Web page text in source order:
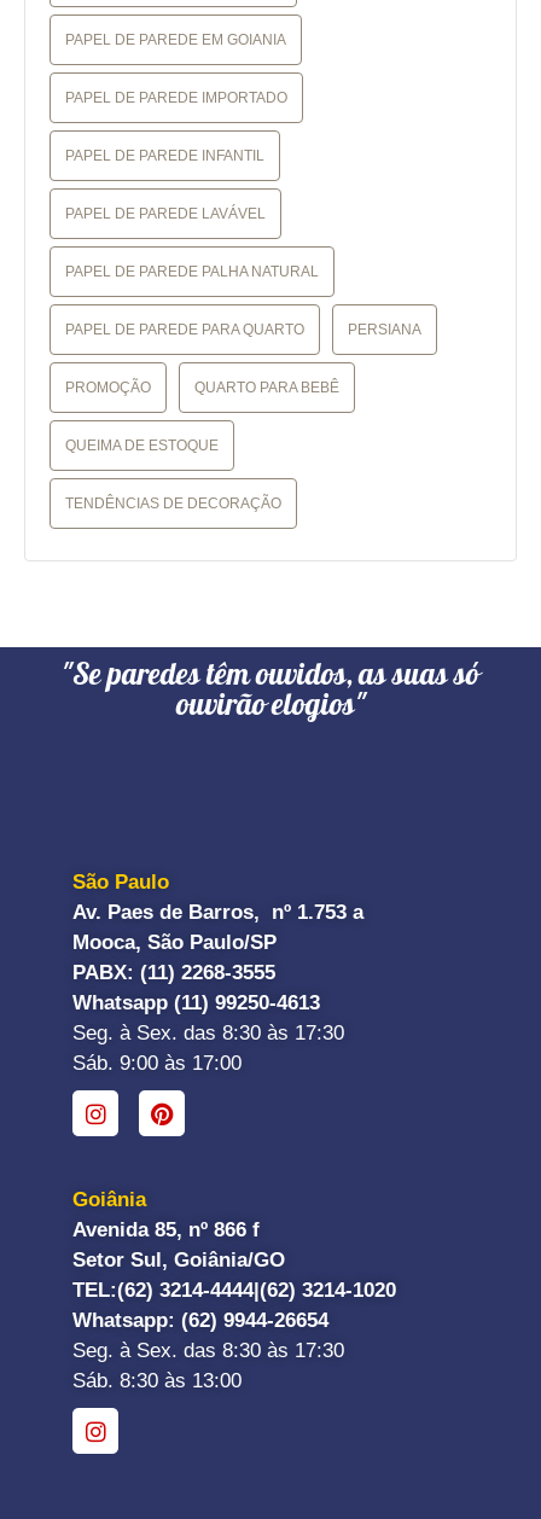
PAPEL DE PAREDE EM GOIANIA
PAPEL DE PAREDE IMPORTADO
PAPEL DE PAREDE INFANTIL
PAPEL DE PAREDE LAVÁVEL
PAPEL DE PAREDE PALHA NATURAL
PAPEL DE PAREDE PARA QUARTO PERSIANA
PROMOÇÃO QUARTO PARA BEBÊ
QUEIMA DE ESTOQUE
TENDÊNCIAS DE DECORAÇÃO
"Se paredes têm ouvidos, as suas só
ouvirão elogios"
São Paulo
Av. Paes de Barros, nº 1.753 a
Mooca, São Paulo/SP
PABX: (11) 2268-3555
Whatsapp (11) 99250-4613
Seg. à Sex. das 8:30 às 17:30
Sáb. 9:00 às 17:00
Goiânia
Avenida 85, nº 866 f
Setor Sul, Goiânia/GO
TEL:(62) 3214-4444| (62) 3214-1020
Whatsapp: (62) 9944-26654
Seg. à Sex. das 8:30 às 17:30
Sáb. 8:30 às 13:00